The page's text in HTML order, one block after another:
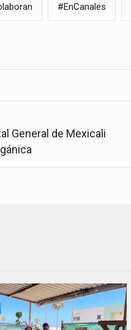
#EnCanales
General de Mexicali